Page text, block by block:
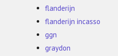
flanderijn
flanderijn incasso
ggn
graydon